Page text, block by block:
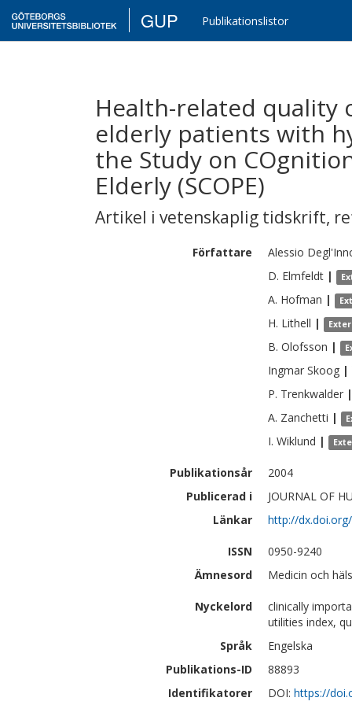
GUP Publikationslistor
Health-related
elderly patients with
the Study on
Elderly (SCOPE)
Artikel i vetenskaplig tidskrift,
Författare Alessio
D. Elmfeldt |
A. Hofman |
H. Lithell |
B. Olofsson |
Ingmar Skoog |
P. Trenkwalder |
A. Zanchetti |
I. Wiklund |
Publikationsår
2004
Publicerad i
JOURNAL OF
Länkar
http://
ISSN
0950-9240
Ämnesord
Medicin och
Nyckelord
clinically
utilities index,
Språk
Engelska
Publikations-ID
88893
Identifikatorer
DOI: https://